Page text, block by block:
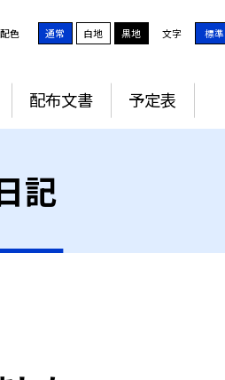
配色 通常 白地 黒地 文字 標準
配布文書 予定表
記